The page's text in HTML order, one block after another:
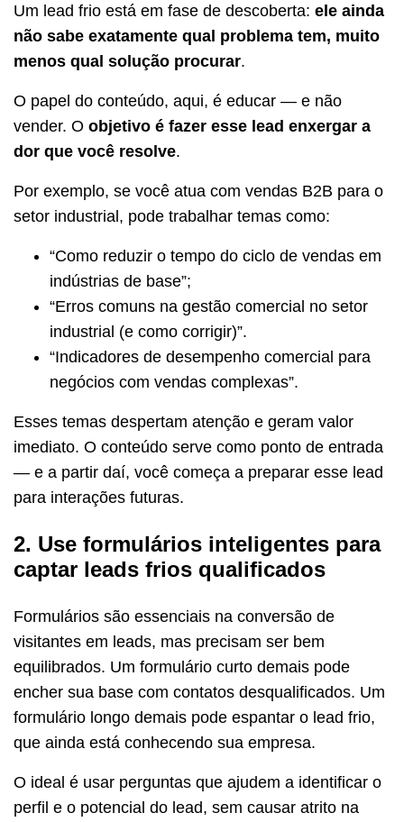
Um lead frio está em fase de descoberta: ele ainda
não sabe exatamente qual problema tem, muito
menos qual solução procurar.
O papel do conteúdo, aqui, é educar — e não
vender. O objetivo é fazer esse lead enxergar a
dor que você resolve.
Por exemplo, se você atua com vendas B2B para o
setor industrial, pode trabalhar temas como:
“Como reduzir o tempo do ciclo de vendas em
indústrias de base”;
“Erros comuns na gestão comercial no setor
industrial (e como corrigir)”.
“Indicadores de desempenho comercial para
negócios com vendas complexas”.
Esses temas despertam atenção e geram valor
imediato. O conteúdo serve como ponto de entrada
— e a partir daí, você começa a preparar esse lead
para interações futuras.
2. Use formulários inteligentes para
captar leads frios qualificados
Formulários são essenciais na conversão de
visitantes em leads, mas precisam ser bem
equilibrados. Um formulário curto demais pode
encher sua base com contatos desqualificados. Um
formulário longo demais pode espantar o lead frio,
que ainda está conhecendo sua empresa.
O ideal é usar perguntas que ajudem a identificar o
perfil e o potencial do lead, sem causar atrito na